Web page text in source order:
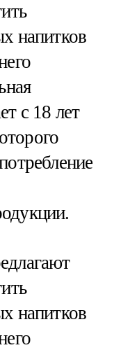
напитков
с 18 лет
напитков